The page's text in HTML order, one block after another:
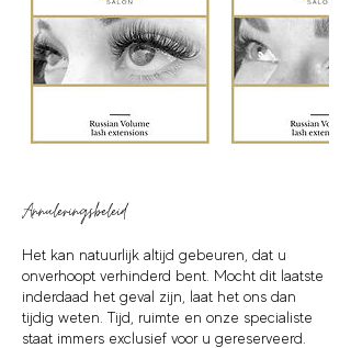
Annuleringsbeleid
Het kan natuurlijk altijd gebeuren, dat u
onverhoopt verhinderd bent. Mocht dit laatste
inderdaad het geval zijn, laat het ons dan
tijdig weten. Tijd, ruimte en onze specialiste
staat immers exclusief voor u gereserveerd.